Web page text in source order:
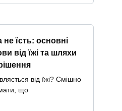
їсть: основні
від їжі та шляхи
від їжі? Смішно
що